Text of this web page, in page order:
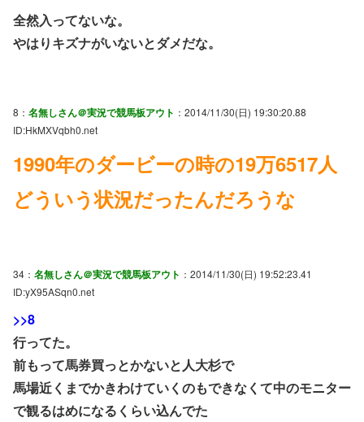
全然入ってないな。
やはりキズナがいないとダメだな。
8： 名無しさん＠実況で競馬板アウト ：2014/11/30(日) 19:30:20.88
ID:HkMXVqbh0.net
1990年のダービーの時の19万6517人
どういう状況だったんだろうな
34： 名無しさん＠実況で競馬板アウト ：2014/11/30(日) 19:52:23.41
ID:yX95ASqn0.net
>>8
行ってた。
前もって馬券買っとかないと人大杉で
馬場近くまでかきわけていくのもできなくて中のモニター
で観るはめになるくらい込んでた